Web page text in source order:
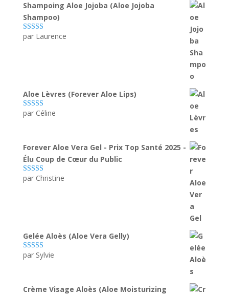
Shampoing Aloe Jojoba (Aloe Jojoba
Shampoo)
Note5sur 5
par Laurence
Aloe Lèvres (Forever Aloe Lips)
Note5sur 5
par Céline
Forever Aloe Vera Gel - Prix Top Santé 2025 -
Élu Coup de Cœur du Public
Note5sur 5
par Christine
Gelée Aloès (Aloe Vera Gelly)
Note5sur 5
par Sylvie
Crème Visage Aloès (Aloe Moisturizing